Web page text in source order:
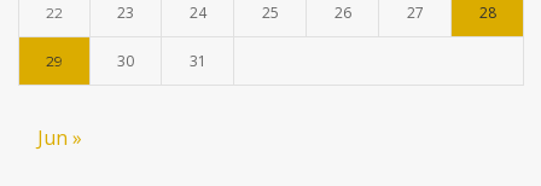
22 23 24 25 26 27 28
29 30 31
Jun »